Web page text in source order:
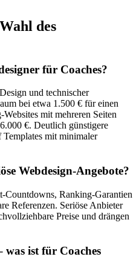
des
für Coaches?
und technischer
bei etwa 1.500 € für einen
mit mehreren Seiten
€. Deutlich günstigere
Templates mit minimaler
Webdesign-Angebote?
Countdowns, Ranking-Garantien
Referenzen. Seriöse Anbieter
Preise und drängen
was ist für Coaches